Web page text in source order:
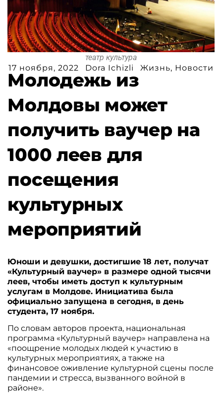
театр культура
17 ноября, 2022
Dora Ichizli Жизнь, Новости
Молодежь из
Молдовы может
получить ваучер на
1000 леев для
посещения
культурных
мероприятий
Юноши и девушки, достигшие 18 лет, получат
«Культурный ваучер» в размере одной тысячи
леев, чтобы иметь доступ к культурным
услугам в Молдове. Инициатива была
официально запущена в сегодня, в день
студента, 17 ноября.
По словам авторов проекта, национальная
программа «Культурный ваучер» направлена ​​на
«поощрение молодых людей к участию в
культурных мероприятиях, а также на
финансовое оживление культурной сцены после
пандемии и стресса, вызванного войной в
районе».